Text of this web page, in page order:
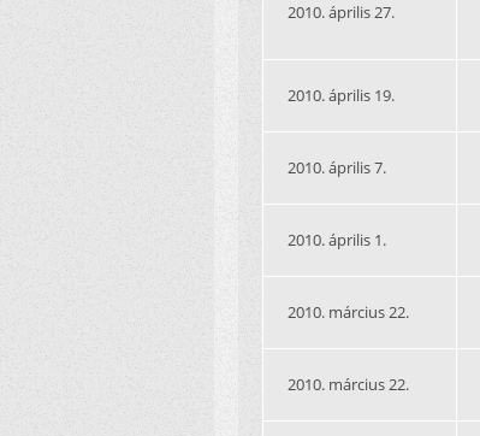
2010. április 27.
2010. április 19.
2010. április 7.
2010. április 1.
2010. március 22.
2010. március 22.